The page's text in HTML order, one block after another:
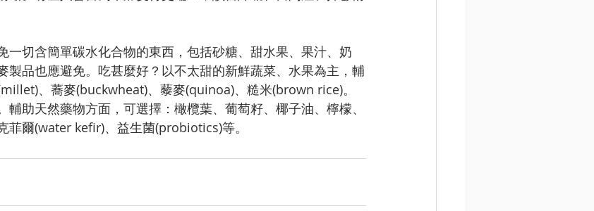
一切含簡單碳水化合物的東西，包括砂糖、甜水果、果汁、奶
製品也應避免。吃甚麼好？以不太甜的新鮮蔬菜、水果為主，輔
、蕎麥(buckwheat)、藜麥(quinoa)、糙米(brown rice)。
輔助天然藥物方面，可選擇：橄欖葉、葡萄籽、椰子油、檸檬、
菲爾(water kefir)、益生菌(probiotics)等。